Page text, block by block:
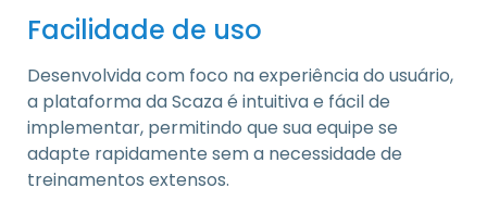
Facilidade de uso
Desenvolvida com foco na experiência do usuário,
a plataforma da Scaza é intuitiva e fácil de
implementar, permitindo que sua equipe se
adapte rapidamente sem a necessidade de
treinamentos extensos.